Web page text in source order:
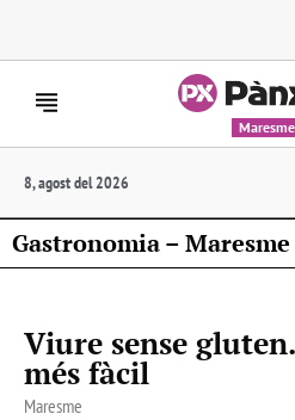
Maresme
8, agost del 2026
Gastronomia – Maresme
Viure sense
més fàcil
Maresme